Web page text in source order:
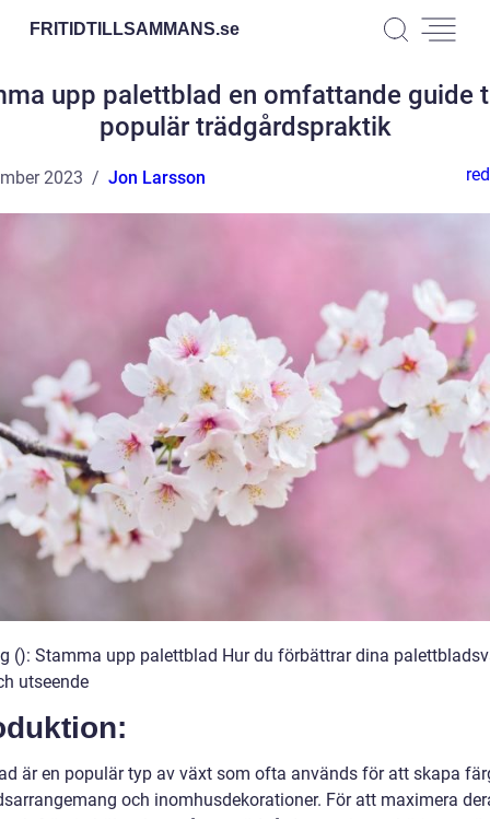
FRITIDTILLSAMMANS.se
upp palettblad en omfattande guide
populär trädgårdspraktik
2023 Jon Larsson
(): Stamma upp palettblad Hur du förbättrar dina
utseende
är en populär typ av växt som ofta används för att skapa
och inomhusdekorationer. För att maximera